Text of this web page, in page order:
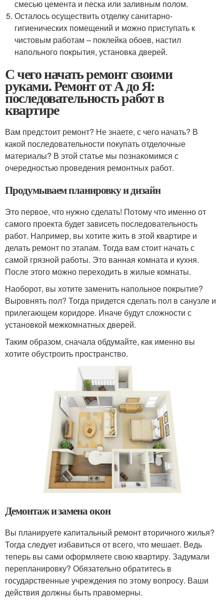
смесью цемента и песка или заливным полом.
Осталось осуществить отделку санитарно-
гигиенических помещений и можно приступать к
чистовым работам – поклейка обоев, настил
напольного покрытия, установка дверей.
С чего начать ремонт своими
руками. Ремонт от А до Я:
последовательность работ в
квартире
Вам предстоит ремонт? Не знаете, с чего начать? В
какой последовательности покупать отделочные
материалы? В этой статье мы познакомимся с
очередностью проведения ремонтных работ.
Продумываем планировку и дизайн
Это первое, что нужно сделать! Потому что именно от
самого проекта будет зависеть последовательность
работ. Например, вы хотите жить в этой квартире и
делать ремонт по этапам. Тогда вам стоит начать с
самой грязной работы. Это ванная комната и кухня.
После этого можно переходить в жилые комнаты.
Наоборот, вы хотите заменить напольное покрытие?
Выровнять пол? Тогда придется сделать пол в санузле и
прилегающем коридоре. Иначе будут сложности с
установкой межкомнатных дверей.
Таким образом, сначала обдумайте, как именно вы
хотите обустроить пространство.
Демонтаж и замена окон
Вы планируете капитальный ремонт вторичного жилья?
Тогда следует избавиться от всего, что мешает. Ведь
теперь вы сами оформляете свою квартиру. Задумали
перепланировку? Обязательно обратитесь в
государственные учреждения по этому вопросу. Ваши
действия должны быть правомерны.